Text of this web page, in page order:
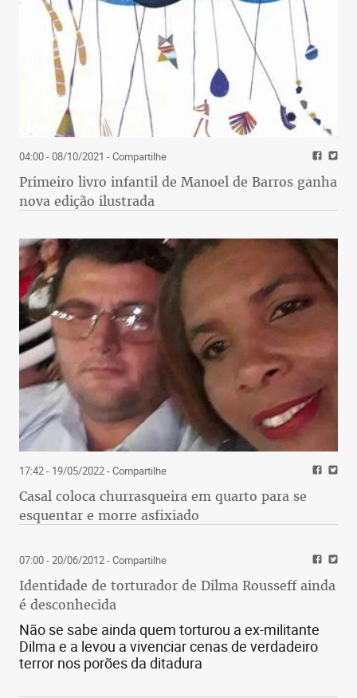
04:00 - 08/10/2021 - Compartilhe
Primeiro livro infantil de Manoel de Barros ganha
nova edição ilustrada
17:42 - 19/05/2022- Compartilhe
Casal coloca churrasqueira em quarto para se
esquentar e morre asfixiado
07:00 - 20/06/2012- Compartilhe
Identidade de torturador de Dilma Rousseff ainda
é desconhecida
Não se sabe ainda quem torturou a ex-militante
Dilma e a levou a vivenciar cenas de verdadeiro
terror nos porões da ditadura